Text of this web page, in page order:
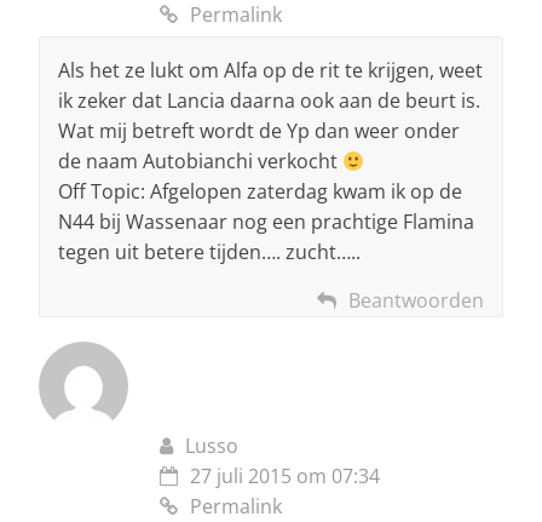
Permalink
Als het ze lukt om Alfa op de rit te krijgen, weet
ik zeker dat Lancia daarna ook aan de beurt is.
Wat mij betreft wordt de Yp dan weer onder
de naam Autobianchi verkocht
Off Topic: Afgelopen zaterdag kwam ik op de
N44 bij Wassenaar nog een prachtige Flamina
tegen uit betere tijden…. zucht…..
Beantwoorden
Lusso
27 juli 2015 om 07:34
Permalink